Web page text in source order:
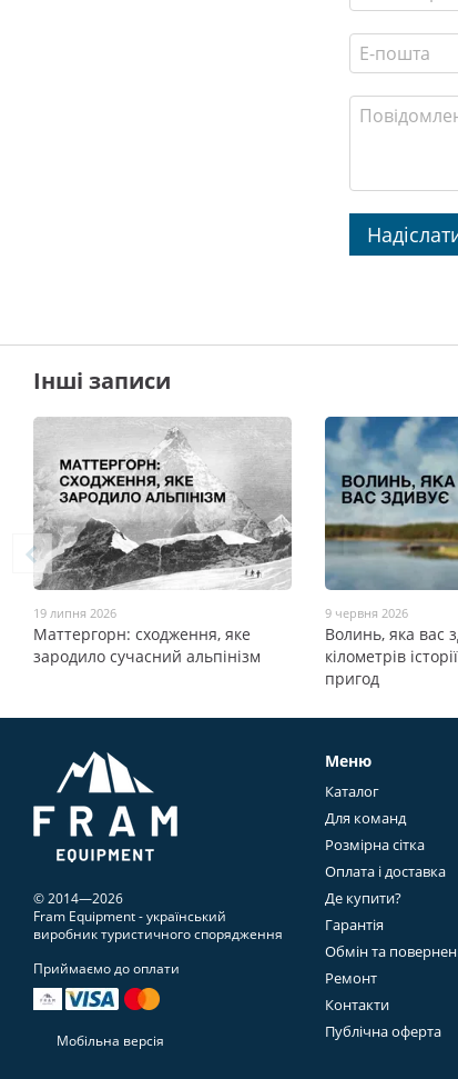
Інші записи
19 липня 2026
Маттергорн: сходження, яке
зародило сучасний альпінізм
9 червня 2026
Волинь, яка вас
кілометрів
пригод
© 2014—2026
Fram Equipment - український
виробник туристичного спорядження
Приймаємо до оплати
Мобільна версія
Меню
Каталог
Для команд
Розмірна сітка
Оплата і доставка
Де купити?
Гарантія
Обмін та
Ремонт
Контакти
Публічна оферта